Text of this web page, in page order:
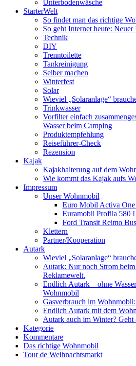
Unterbodenwäsche
StarterWelt
So findet man das richtige
So geht Internet heute: Neuer
Technik
DIY
Trenntoilette
Tankreinigung
Selber machen
Winterfest
Solar
Wieviel „Solaranlage“
Trinkwasser
Vorfilter einfach
Wasser beim Camping
Produktempfehlung
Reiseführer-Check
Rezension
Kajak
Kajakhalterung auf dem
Wie kommt das Kajak aufs
Impressum
Unser Wohnmobil
Euro Mobil Activa
Euramobil Profila 580
Ford Transit Reimo Bus
Klettern
Partner/Kooperation
Autark
Wieviel „Solaranlage“
Autark: Nur noch Strom
Reklamewelt.
Endlich Autark – ohne
Wohnmobil
Gasverbrauch im
Endlich Autark mit dem
Autark auch im Winter? Geht
Kategorie
Kommentare
Das richtige Wohnmobil
Tour de Weihnachtsmarkt